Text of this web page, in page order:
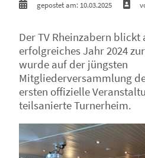
gepostet am: 10.03.2025
Der TV Rheinzabern blickt
erfolgreiches Jahr 2024
wurde auf der jüngsten
Mitgliederversammlung
ersten offizielle
teilsanierte Turnerheim.